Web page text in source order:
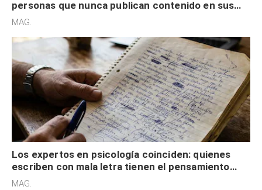
personas que nunca publican contenido en sus
redes sociales no pretenden buscar validación
MAG.
Los expertos en psicología coinciden: quienes
escriben con mala letra tienen el pensamiento
acelerado y no lo hacen por desinterés
MAG.